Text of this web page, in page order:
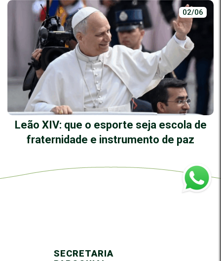
02/06
Leão XIV: que o esporte seja escola de
fraternidade e instrumento de paz
SECRETARIA